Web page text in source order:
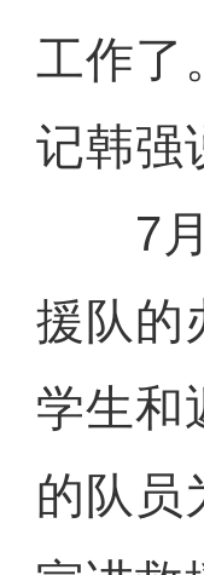
工作了
记韩强
7月
援队的
学生和
的队员